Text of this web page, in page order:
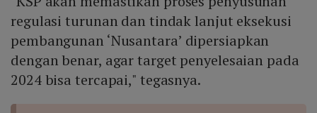
regulasi turunan dan tindak lanjut eksekusi
pembangunan ‘Nusantara’ dipersiapkan
dengan benar, agar target penyelesaian pada
2024 bisa tercapai," tegasnya.